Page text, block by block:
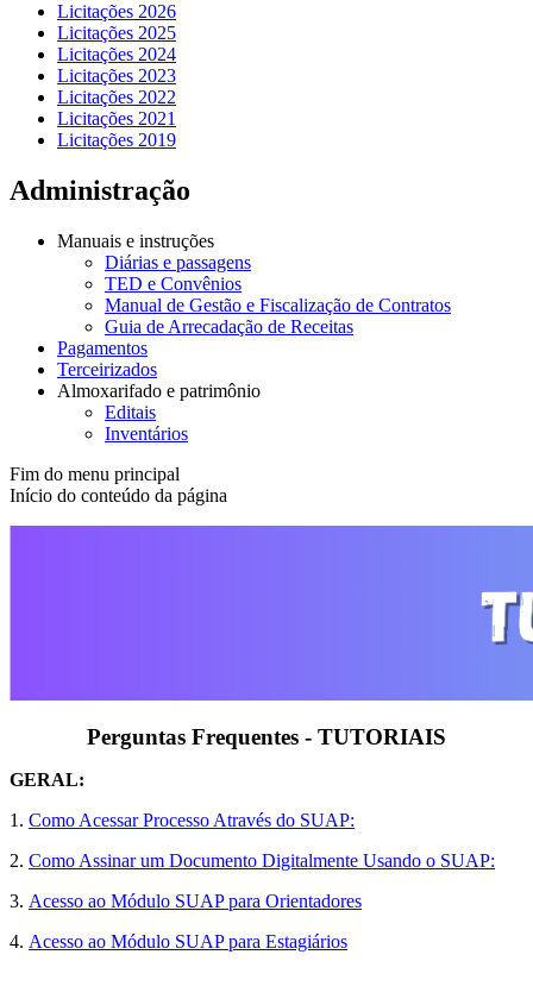
Licitações 2026
Licitações 2025
Licitações 2024
Licitações 2023
Licitações 2022
Licitações 2021
Licitações 2019
Administração
Manuais e instruções
Diárias e passagens
TED e Convênios
Manual de Gestão e Fiscalização de Contratos
Guia de Arrecadação de Receitas
Pagamentos
Terceirizados
Almoxarifado e patrimônio
Editais
Inventários
Fim do menu principal
Início do conteúdo da página
Perguntas Frequentes - TUTORIAIS
GERAL:
1. Como Acessar Processo Através do SUAP:
2. Como Assinar um Documento Digitalmente Usando o SUAP:
3. Acesso ao Módulo SUAP para Orientadores
4. Acesso ao Módulo SUAP para Estagiários